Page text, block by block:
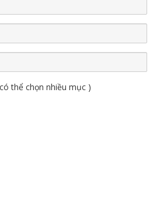
thể chọn nhiều mục )